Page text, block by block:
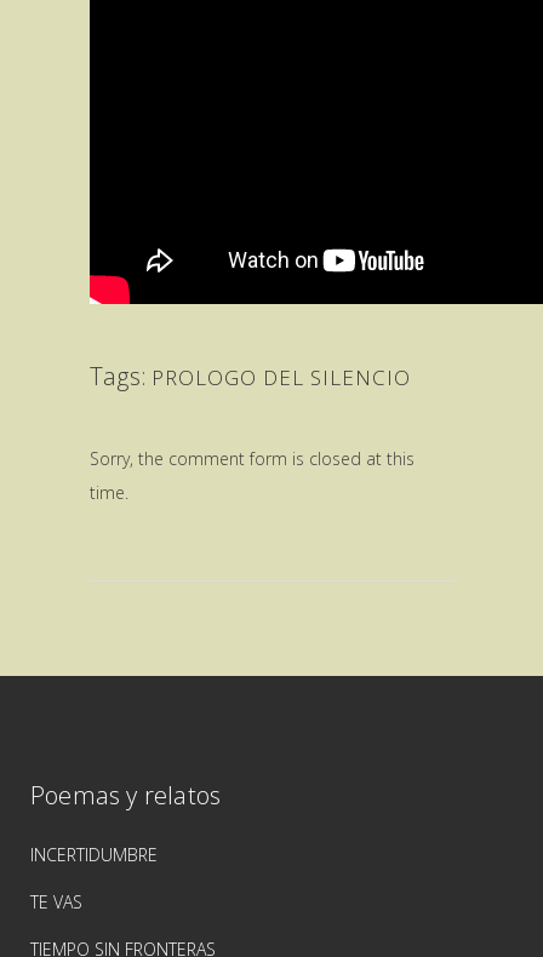
Tags: PROLOGO DEL SILENCIO
Sorry, the comment form is closed at this
time.
Poemas y relatos
INCERTIDUMBRE
TE VAS
TIEMPO SIN FRONTERAS